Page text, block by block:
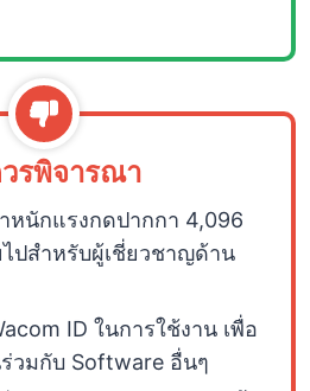
รพิจารณา
หนักแรงกดปากกา 4,096
ปสำหรับผู้เชี่ยวชาญด้าน
ID ในการใช้งาน เพื่อ
วมกับ Software อื่นๆ